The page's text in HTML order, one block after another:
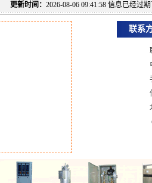
更新时间： 2026-08-06 09:41:58 信息已经过期
大图片
联系